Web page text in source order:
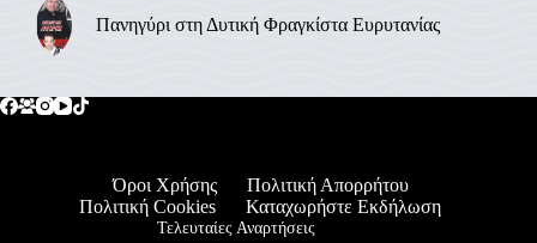
Πανηγύρι στη Δυτική Φραγκίστα Ευρυτανίας
Όροι Χρήσης
Πολιτική Απορρήτου
Πολιτική Cookies
Καταχωρήστε Εκδήλωση
Τελευταίες Αναρτήσεις